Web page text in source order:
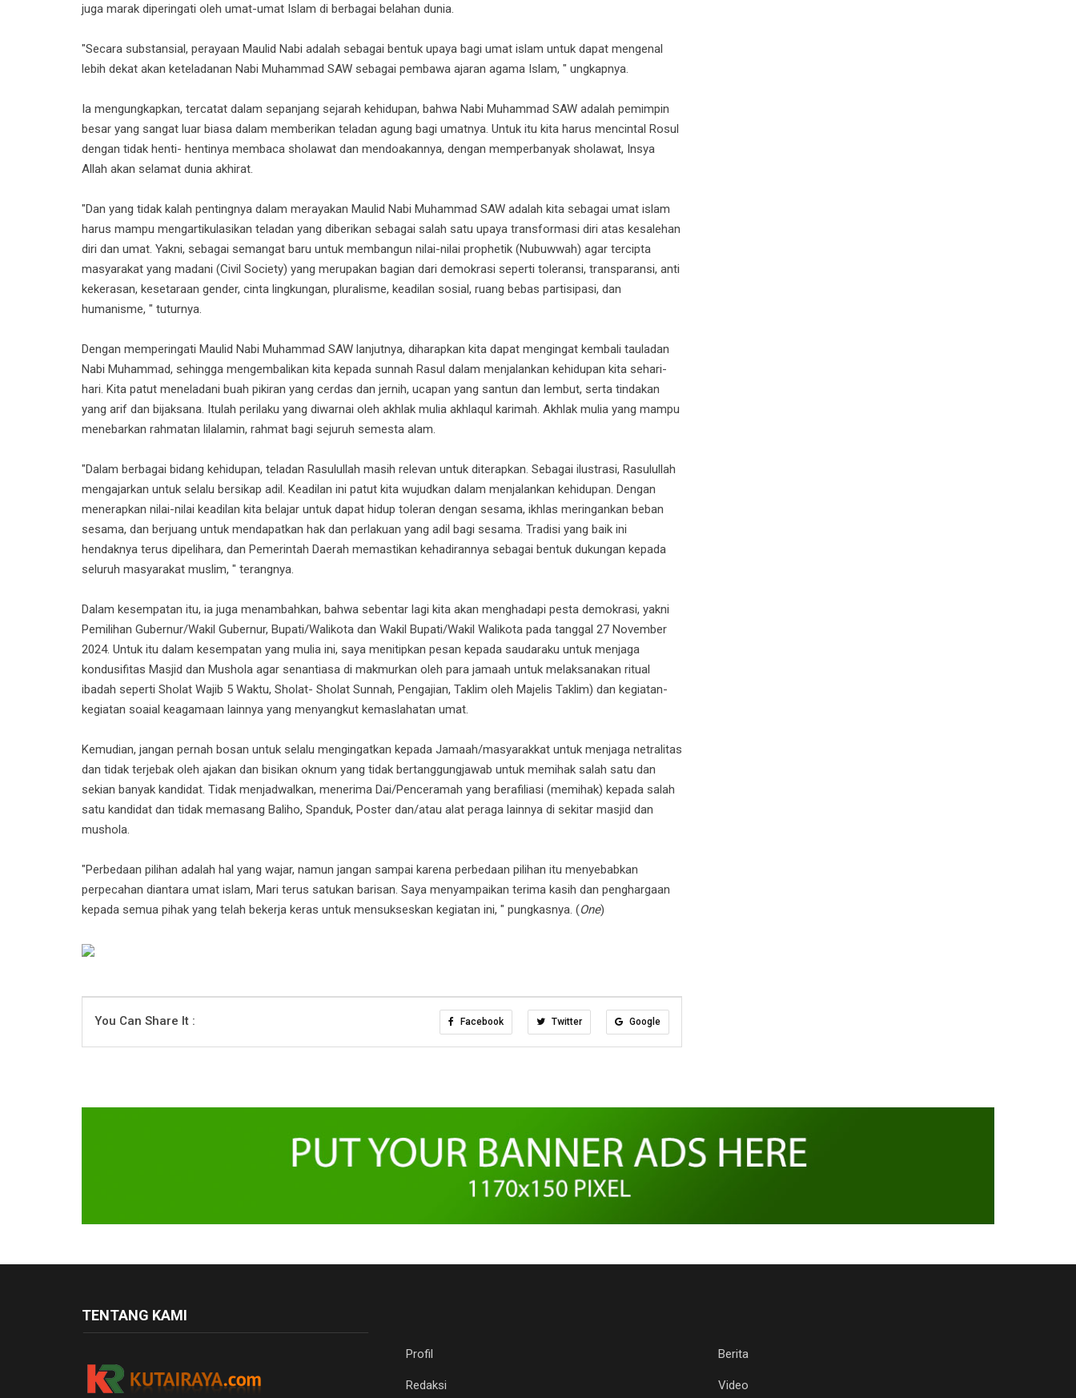
juga marak diperingati oleh umat-umat Islam di berbagai belahan dunia.
"Secara substansial, perayaan Maulid Nabi adalah sebagai bentuk upaya bagi umat islam untuk dapat mengenal
lebih dekat akan keteladanan Nabi Muhammad SAW sebagai pembawa ajaran agama Islam, " ungkapnya.
Ia mengungkapkan, tercatat dalam sepanjang sejarah kehidupan, bahwa Nabi Muhammad SAW adalah pemimpin
besar yang sangat luar biasa dalam memberikan teladan agung bagi umatnya. Untuk itu kita harus mencintal Rosul
dengan tidak henti- hentinya membaca sholawat dan mendoakannya, dengan memperbanyak sholawat, Insya
Allah akan selamat dunia akhirat.
"Dan yang tidak kalah pentingnya dalam merayakan Maulid Nabi Muhammad SAW adalah kita sebagai umat islam
harus mampu mengartikulasikan teladan yang diberikan sebagai salah satu upaya transformasi diri atas kesalehan
diri dan umat. Yakni, sebagai semangat baru untuk membangun nilai-nilai prophetik (Nubuwwah) agar tercipta
masyarakat yang madani (Civil Society) yang merupakan bagian dari demokrasi seperti toleransi, transparansi, anti
kekerasan, kesetaraan gender, cinta lingkungan, pluralisme, keadilan sosial, ruang bebas partisipasi, dan
humanisme, " tuturnya.
Dengan memperingati Maulid Nabi Muhammad SAW lanjutnya, diharapkan kita dapat mengingat kembali tauladan
Nabi Muhammad, sehingga mengembalikan kita kepada sunnah Rasul dalam menjalankan kehidupan kita sehari-
hari. Kita patut meneladani buah pikiran yang cerdas dan jernih, ucapan yang santun dan lembut, serta tindakan
yang arif dan bijaksana. Itulah perilaku yang diwarnai oleh akhlak mulia akhlaqul karimah. Akhlak mulia yang mampu
menebarkan rahmatan lilalamin, rahmat bagi sejuruh semesta alam.
"Dalam berbagai bidang kehidupan, teladan Rasulullah masih relevan untuk diterapkan. Sebagai ilustrasi, Rasulullah
mengajarkan untuk selalu bersikap adil. Keadilan ini patut kita wujudkan dalam menjalankan kehidupan. Dengan
menerapkan nilai-nilai keadilan kita belajar untuk dapat hidup toleran dengan sesama, ikhlas meringankan beban
sesama, dan berjuang untuk mendapatkan hak dan perlakuan yang adil bagi sesama. Tradisi yang baik ini
hendaknya terus dipelihara, dan Pemerintah Daerah memastikan kehadirannya sebagai bentuk dukungan kepada
seluruh masyarakat muslim, " terangnya.
Dalam kesempatan itu, ia juga menambahkan, bahwa sebentar lagi kita akan menghadapi pesta demokrasi, yakni
Pemilihan Gubernur/Wakil Gubernur, Bupati/Walikota dan Wakil Bupati/Wakil Walikota pada tanggal 27 November
2024. Untuk itu dalam kesempatan yang mulia ini, saya menitipkan pesan kepada saudaraku untuk menjaga
kondusifitas Masjid dan Mushola agar senantiasa di makmurkan oleh para jamaah untuk melaksanakan ritual
ibadah seperti Sholat Wajib 5 Waktu, Sholat- Sholat Sunnah, Pengajian, Taklim oleh Majelis Taklim) dan kegiatan-
kegiatan soaial keagamaan lainnya yang menyangkut kemaslahatan umat.
Kemudian, jangan pernah bosan untuk selalu mengingatkan kepada Jamaah/masyarakkat untuk menjaga netralitas
dan tidak terjebak oleh ajakan dan bisikan oknum yang tidak bertanggungjawab untuk memihak salah satu dan
sekian banyak kandidat. Tidak menjadwalkan, menerima Dai/Penceramah yang berafiliasi (memihak) kepada salah
satu kandidat dan tidak memasang Baliho, Spanduk, Poster dan/atau alat peraga lainnya di sekitar masjid dan
mushola.
"Perbedaan pilihan adalah hal yang wajar, namun jangan sampai karena perbedaan pilihan itu menyebabkan
perpecahan diantara umat islam, Mari terus satukan barisan. Saya menyampaikan terima kasih dan penghargaan
kepada semua pihak yang telah bekerja keras untuk mensukseskan kegiatan ini, " pungkasnya. (One)
You Can Share It : Facebook Twitter Google
TENTANG KAMI
Profil
Redaksi
Berita
Video